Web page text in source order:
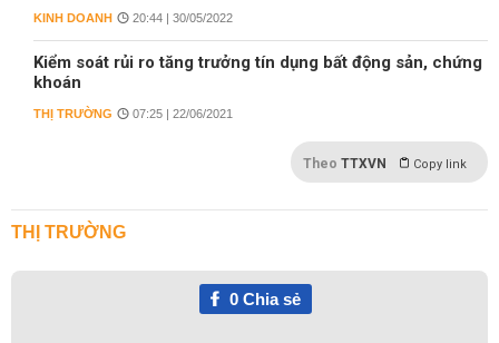
KINH DOANH 20:44 | 30/05/2022
Kiểm soát rủi ro tăng trưởng tín dụng bất động sản, chứng
khoán
THỊ TRƯỜNG 07:25 | 22/06/2021
Theo TTXVN Copy link
THỊ TRƯỜNG
0Chia sẻ